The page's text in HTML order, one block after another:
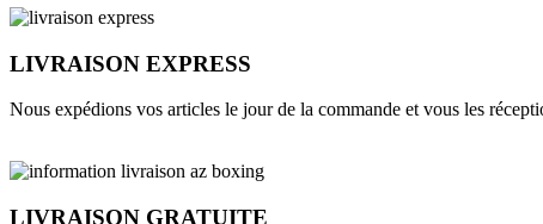
LIVRAISON EXPRESS
Nous expédions vos articles le jour de la commande et vous les
LIVRAISON GRATUITE